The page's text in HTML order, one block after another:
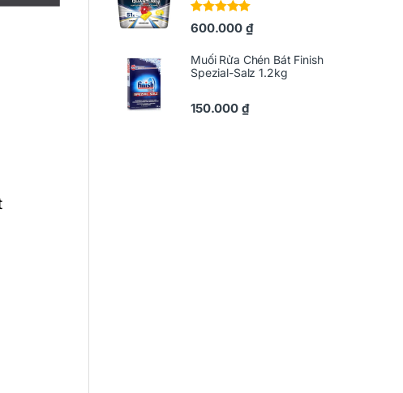
Được xếp
hạng5.005
600.000 ₫
Muối Rửa Chén Bát Finish
Spezial-Salz 1.2kg
150.000 ₫